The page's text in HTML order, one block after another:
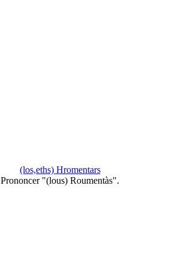
(los,eths) Hromentars
Prononcer "(lous) Roumentàs".